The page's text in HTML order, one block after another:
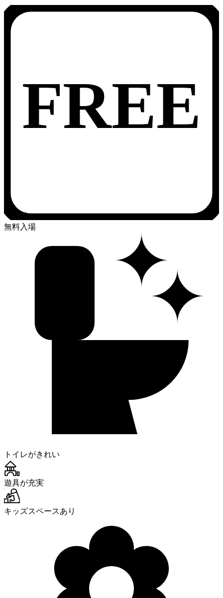
FREE
無料入場
✦
✦
トイレがきれい
遊具が充実
キッズスペースあり